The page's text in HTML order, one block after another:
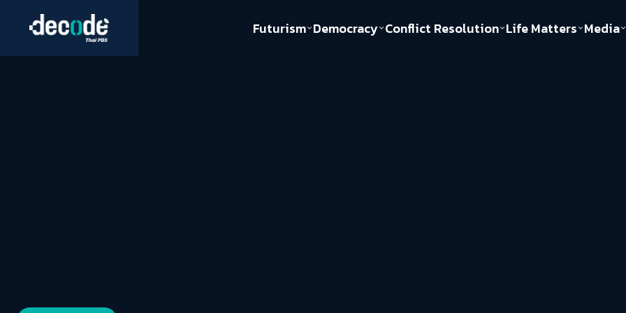
Futurism Democracy Conflict Resolution Life Matters Media